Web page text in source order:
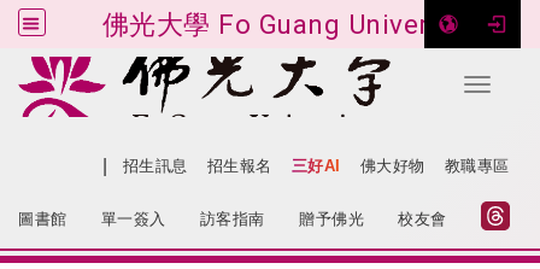
佛光大學 Fo Guang University
Toggle
跳到主要內容
招生訊息 招生報名 三好AI 佛大好物 教職專區
圖書館 單一簽入 訪客指南 贈予佛光 校友會